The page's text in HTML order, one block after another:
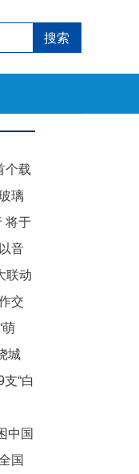
个载
璃
将于
音
联动
交
萌
城
“白
中国
国